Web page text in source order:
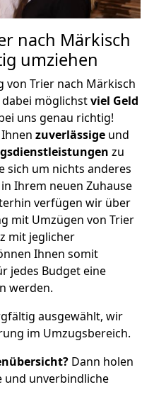
nach Märkisch
umziehen
von Trier nach Märkisch
möglichstviel Geld
uns genau richtig!
zuverlässige und
zu
sich um nichts anderes
Ihrem neuen Zuhause
verfügen wir über
mit Umzügen von Trier
mit jeglicher
Ihnen somit
jedes Budget eine
werden.
ausgewählt, wir
im Umzugsbereich.
Dann holen
und unverbindliche